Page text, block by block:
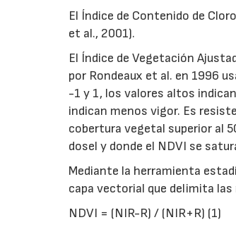
El Índice de Contenido de
et al., 2001).
El Índice de Vegetación
por Rondeaux et al. en 1996
-1 y 1, los valores altos
indican menos vigor. Es
cobertura vegetal superior al
dosel y donde el NDVI se
Mediante la herramienta
capa vectorial que delimita las
NDVI = (NIR-R) / (NIR+R) (1)